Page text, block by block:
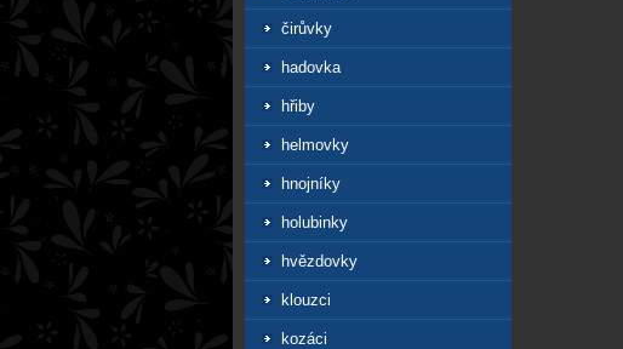
čirůvky
hadovka
hřiby
helmovky
hnojníky
holubinky
hvězdovky
klouzci
kozáci